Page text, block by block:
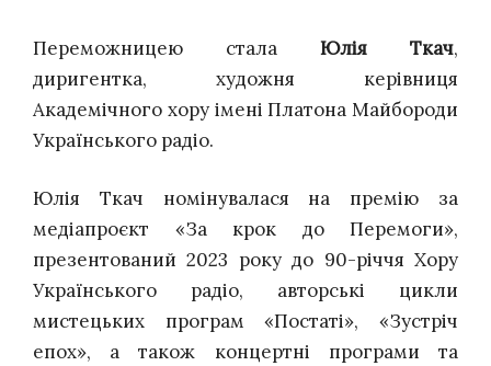
Переможницею стала Юлія Ткач,
диригентка, художня керівниця
Академічного хору імені Платона Майбороди
Українського радіо.
Юлія Ткач номінувалася на премію за
медіапроєкт «За крок до Перемоги»,
презентований 2023 року до 90-річчя Хору
Українського радіо, авторські цикли
мистецьких програм «Постаті», «Зустріч
епох», а також концертні програми та